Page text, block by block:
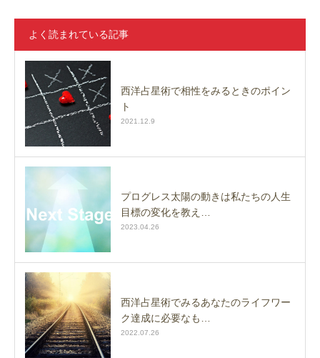
よく読まれている記事
西洋占星術で相性をみるときのポイン
ト
2021.12.9
プログレス太陽の動きは私たちの人生
目標の変化を教え…
2023.04.26
西洋占星術でみるあなたのライフワー
ク達成に必要なも…
2022.07.26